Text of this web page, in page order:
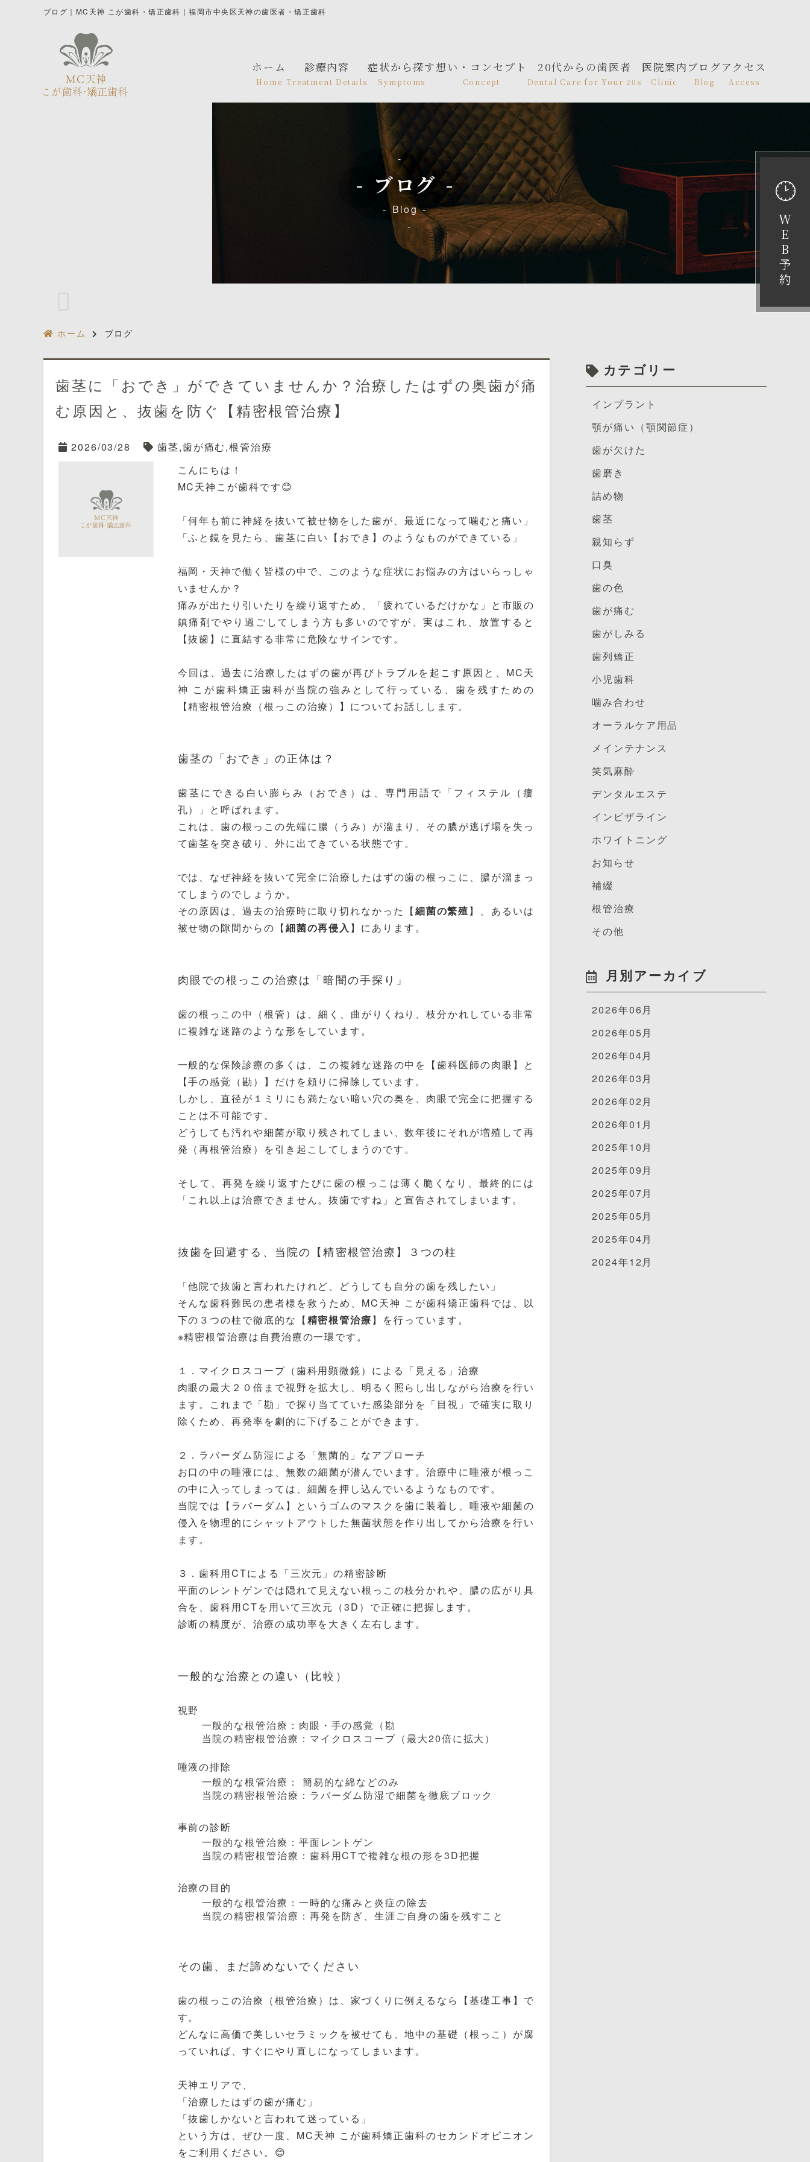
ホーム
Home
診療内容
Treatment Details
症状から探す
Symptoms
想い・コンセプト
Concept
20代からの歯医者
Dental Care for Your 20s
医院案内
Clinic
ブログ
Blog
アクセス
Access
W
E
B
予
約
ブログ
Blog
ブログ｜MC天神 こが歯科・矯正歯科｜福岡市中央区天神の歯医者・矯正歯科
ホーム ブログ
歯茎に「おでき」ができていませんか？治療したはずの奥歯が痛
む原因と、抜歯を防ぐ【精密根管治療】
2026/03/28
歯茎,歯が痛む,根管治療
こんにちは！
MC天神こが歯科です😊
「何年も前に神経を抜いて被せ物をした歯が、最近になって噛むと痛い」
「ふと鏡を見たら、歯茎に白い【おでき】のようなものができている」
福岡・天神で働く皆様の中で、このような症状にお悩みの方はいらっしゃ
いませんか？
痛みが出たり引いたりを繰り返すため、「疲れているだけかな」と市販の
鎮痛剤でやり過ごしてしまう方も多いのですが、実はこれ、放置すると
【抜歯】に直結する非常に危険なサインです。
今回は、過去に治療したはずの歯が再びトラブルを起こす原因と、MC天
神 こが歯科矯正歯科が当院の強みとして行っている、歯を残すための
【精密根管治療（根っこの治療）】についてお話しします。
歯茎の「おでき」の正体は？
歯茎にできる白い膨らみ（おでき）は、専門用語で「フィステル（瘻
孔）」と呼ばれます。
これは、歯の根っこの先端に膿（うみ）が溜まり、その膿が逃げ場を失っ
て歯茎を突き破り、外に出てきている状態です。
では、なぜ神経を抜いて完全に治療したはずの歯の根っこに、膿が溜まっ
てしまうのでしょうか。
その原因は、過去の治療時に取り切れなかった【細菌の繁殖】、あるいは
被せ物の隙間からの【細菌の再侵入 】にあります。
肉眼での根っこの治療は「暗闇の手探り」
歯の根っこの中（根管）は、細く、曲がりくねり、枝分かれしている非常
に複雑な迷路のような形をしています。
一般的な保険診療の多くは、この複雑な迷路の中を【歯科医師の肉眼】と
【手の感覚（勘）】だけを頼りに掃除しています。
しかし、直径が１ミリにも満たない暗い穴の奥を、肉眼で完全に把握する
ことは不可能です。
どうしても汚れや細菌が取り残されてしまい、数年後にそれが増殖して再
発（再根管治療）を引き起こしてしまうのです。
そして、再発を繰り返すたびに歯の根っこは薄く脆くなり、最終的には
「これ以上は治療できません。抜歯ですね」と宣告されてしまいます。
抜歯を回避する、当院の【精密根管治療】３つの柱
「他院で抜歯と言われたけれど、どうしても自分の歯を残したい」
そんな歯科難民の患者様を救うため、MC天神 こが歯科矯正歯科では、以
下の３つの柱で徹底的な【精密根管治療】を行っています。
※精密根管治療は自費治療の一環です。
１．マイクロスコープ（歯科用顕微鏡）による「見える」治療
肉眼の最大２０倍まで視野を拡大し、明るく照らし出しながら治療を行い
ます。これまで「勘」で探り当てていた感染部分を「目視」で確実に取り
除くため、再発率を劇的に下げることができます。
２．ラバーダム防湿による「無菌的」なアプローチ
お口の中の唾液には、無数の細菌が潜んでいます。治療中に唾液が根っこ
の中に入ってしまっては、細菌を押し込んでいるようなものです。
当院では【ラバーダム】というゴムのマスクを歯に装着し、唾液や細菌の
侵入を物理的にシャットアウトした無菌状態を作り出してから治療を行い
ます。
３．歯科用CTによる「三次元」の精密診断
平面のレントゲンでは隠れて見えない根っこの枝分かれや、膿の広がり具
合を、歯科用CTを用いて三次元（3D）で正確に把握します。
診断の精度が、治療の成功率を大きく左右します。
一般的な治療との違い（比較）
視野
一般的な根管治療：肉眼・手の感覚（勘
当院の精密根管治療：マイクロスコープ（最大20倍に拡大）
唾液の排除
一般的な根管治療： 簡易的な綿などのみ
当院の精密根管治療：ラバーダム防湿で細菌を徹底ブロック
事前の診断
一般的な根管治療：平面レントゲン
当院の精密根管治療：歯科用CTで複雑な根の形を3D把握
治療の目的
一般的な根管治療：一時的な痛みと炎症の除去
当院の精密根管治療：再発を防ぎ、生涯ご自身の歯を残すこと
その歯、まだ諦めないでください
歯の根っこの治療（根管治療）は、家づくりに例えるなら【基礎工事】で
す。
どんなに高価で美しいセラミックを被せても、地中の基礎（根っこ）が腐
っていれば、すぐにやり直しになってしまいます。
天神エリアで、
「治療したはずの歯が痛む」
「抜歯しかないと言われて迷っている」
という方は、ぜひ一度、MC天神 こが歯科矯正歯科のセカンドオピニオン
をご利用ください。😊
カテゴリー
インプラント
顎が痛い（顎関節症）
歯が欠けた
歯磨き
詰め物
歯茎
親知らず
口臭
歯の色
歯が痛む
歯がしみる
歯列矯正
小児歯科
噛み合わせ
オーラルケア用品
メインテナンス
笑気麻酔
デンタルエステ
インビザライン
ホワイトニング
お知らせ
補綴
根管治療
その他
月別アーカイブ
2026年06月
2026年05月
2026年04月
2026年03月
2026年02月
2026年01月
2025年10月
2025年09月
2025年07月
2025年05月
2025年04月
2024年12月